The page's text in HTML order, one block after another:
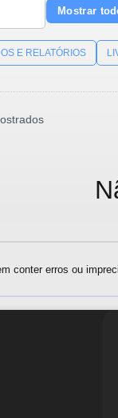
Mostrar
E RELATÓRIOS
conter erros ou